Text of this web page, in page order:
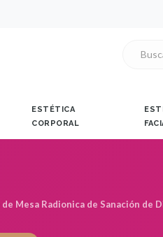
ESTÉTICA
CORPORAL
Mesa Radionica de Sanación de